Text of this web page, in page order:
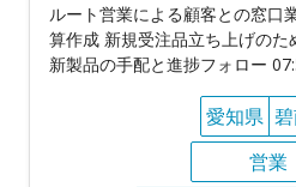
ルート営業による顧客との窓口
算作成 新規受注品立ち上げの
新製品の手配と進捗フォロー
愛知県
営業